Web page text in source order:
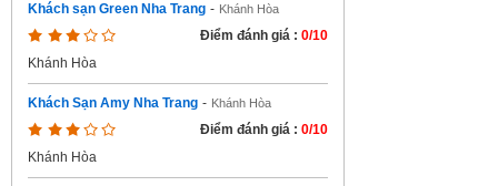
Khách sạn Green Nha Trang - Khánh Hòa
Điểm đánh giá : 0/10
Khánh Hòa
Khách Sạn Amy Nha Trang - Khánh Hòa
Điểm đánh giá : 0/10
Khánh Hòa